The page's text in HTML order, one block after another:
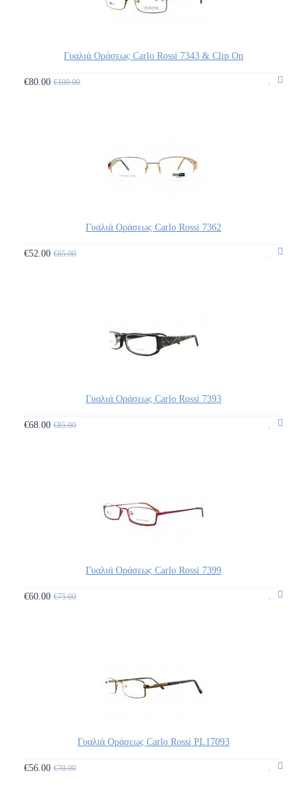
Γυαλιά Οράσεως Carlo Rossi 7343 & Clip On
€80.00€100.00
Γυαλιά Οράσεως Carlo Rossi 7362
€52.00€65.00
Γυαλιά Οράσεως Carlo Rossi 7393
€68.00€85.00
Γυαλιά Οράσεως Carlo Rossi 7399
€60.00€75.00
Γυαλιά Οράσεως Carlo Rossi PL17093
€56.00€70.00